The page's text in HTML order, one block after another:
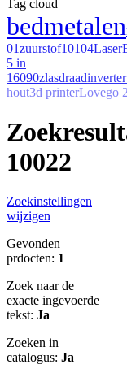
Tag cloud
bedmetalen
01zuurstof10104
5 in
16090zlasdraadinverter
hout3d printerLovego
10022
Zoekinstellingen
wijzigen
Gevonden
prdocten: 1
Zoek naar de
exacte ingevoerde
tekst: Ja
Zoeken in
catalogus: Ja